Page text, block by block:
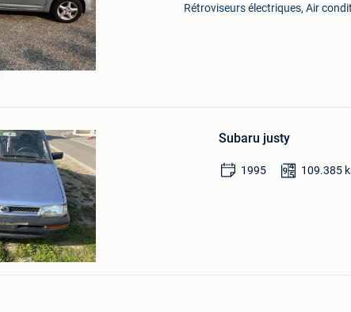
Rétroviseurs électriques, Air
Mes
Favoris
Subaru justy
1995 109.385